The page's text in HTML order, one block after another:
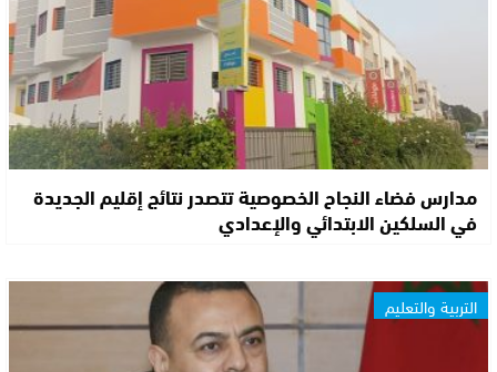
مدارس فضاء النجاح الخصوصية تتصدر نتائج إقليم الجديدة
في السلكين الابتدائي والإعدادي
التربية والتعليم